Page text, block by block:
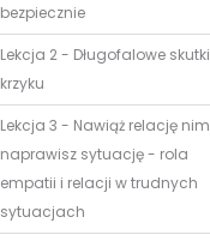
bezpiecznie
Lekcja 2 - Długofalowe skutki
krzyku
Lekcja 3 - Nawiąż relację nim
naprawisz sytuację - rola
empatii i relacji w trudnych
sytuacjach